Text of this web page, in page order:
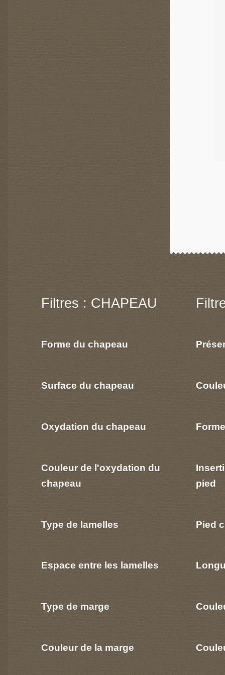
Filtres : CHAPEAU
Forme du chapeau
Surface du chapeau
Oxydation du chapeau
Couleur de l'oxydation du
chapeau
Type de lamelles
Espace entre les lamelles
Type de marge
Couleur de la marge
pied
Pied